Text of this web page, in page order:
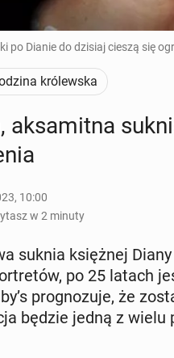
po Dianie do dzisiaj cieszą się
królewska
ak­sa­mit­na
10:00
w 2 minuty
suknia księż­nej
po 25 latach
pro­gno­zu­je, że
będzie jedną z